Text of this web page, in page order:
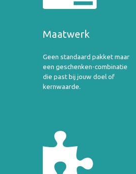
Maatwerk
Geen standaard pakket maar
een geschenken-combinatie
die past bij jouw doel of
kernwaarde.